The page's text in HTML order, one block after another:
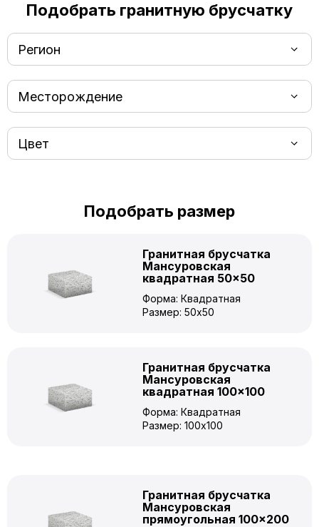
Подобрать гранитную брусчатку
Регион
Месторождение
Цвет
Подобрать размер
Гранитная брусчатка
Мансуровская
квадратная 50×50
Форма: Квадратная
Размер: 50x50
Гранитная брусчатка
Мансуровская
квадратная 100×100
Форма: Квадратная
Размер: 100x100
Гранитная брусчатка
Мансуровская
прямоугольная 100×200